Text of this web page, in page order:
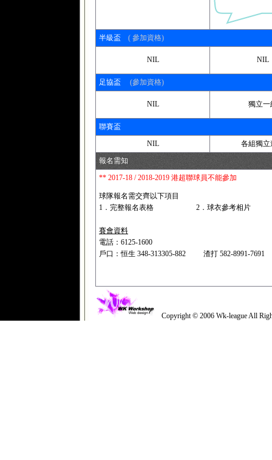
半級盃 ( 參加資格)
NIL NIL
足協盃 (參加資格)
NIL 獨立一
聯賽盃
NIL
各組獨立
報名需知
** 2017-18 / 2018-2019 港超聯球員不能參加
球隊報名需交齊以下項目
1．完整報名表格
2．球衣參考相片
賽會資料
電話：6125-1600
戶口：恒生 348-313305-882
渣打 582-8991-7691
Copyright © 2006 Wk-league All